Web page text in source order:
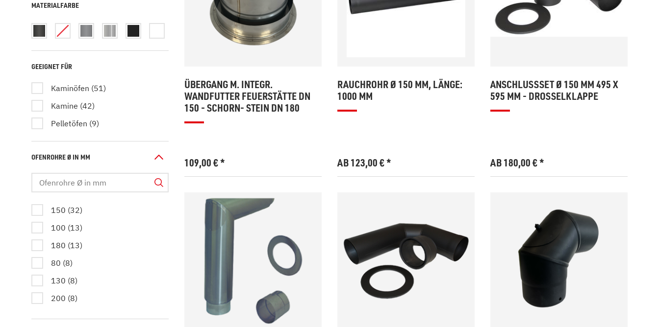
MATERIALFARBE
GEEIGNET FÜR
Kaminöfen (51)
Kamine (42)
Pelletöfen (9)
OFENROHRE Ø IN MM
150 (32)
100 (13)
180 (13)
80 (8)
130 (8)
200 (8)
ÜBERGANG M. INTEGR.
WANDFUTTER FEUERSTÄTTE DN
150 - SCHORN- STEIN DN 180
109,00€*
RAUCHROHR Ø 150 MM, LÄNGE:
1000 MM
AB 123,00€*
ANSCHLUSSSET Ø 150 MM 495 X
595 MM - DROSSELKLAPPE
AB 180,00€*